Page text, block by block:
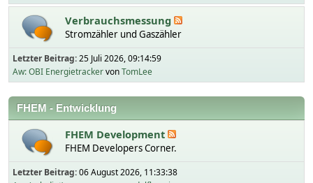
Verbrauchsmessung
Stromzähler und Gaszähler
Letzter Beitrag:25 Juli 2026, 09:14:59
Aw: OBI EnergietrackervonTomLee
FHEM - Entwicklung
FHEM Development
FHEM Developers Corner.
Letzter Beitrag:06 August 2026, 11:33:38